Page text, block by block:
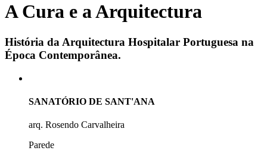
A Cura e a Arquitectura
História da Arquitectura Hospitalar Portuguesa na
Época Contemporânea.
SANATÓRIO DE SANT'ANA
arq. Rosendo Carvalheira
Parede